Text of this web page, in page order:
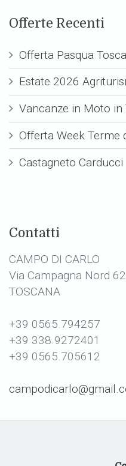
Offerte Recenti
Offerta Pasqua
Estate 2026
Vancanze in Moto in
Offerta Week Terme
Castagneto Carducci
Contatti
CAMPO DI CARLO
Via Campagna Nord
TOSCANA
+39 0565.794257
+39 338.9272401
+39 0565.705612